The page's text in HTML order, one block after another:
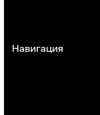
Навигация